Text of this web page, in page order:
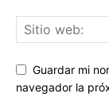
Guardar mi
navegador la